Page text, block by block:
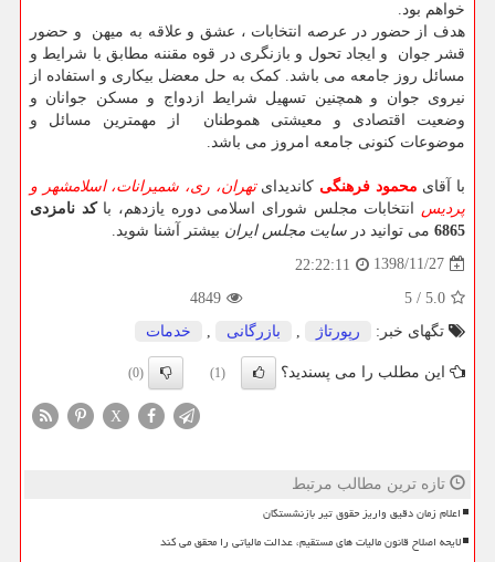
خواهم بود.
هدف از حضور در عرصه انتخابات ، عشق و علاقه به میهن و حضور
قشر جوان و ایجاد تحول و بازنگری در قوه مقننه مطابق با شرایط و
مسائل روز جامعه می باشد. کمک به حل معضل بیکاری و استفاده از
نیروی جوان و همچنین تسهیل شرایط ازدواج و مسکن جوانان و
وضعیت اقتصادی و معیشتی هموطنان از مهمترین مسائل و
موضوعات کنونی جامعه امروز می باشد.
با آقای محمود فرهنگی کاندیدایتهران، ری، شمیرانات، اسلامشهر و
پردیس انتخابات مجلس شورای اسلامی دوره یازدهم، باکد نامزدی
6865 می توانید در سایت مجلس ایران بیشتر آشنا شوید.
1398/11/27
22:22:11
5.0
/
5
4849
تگهای خبر:
رپورتاژ , بازرگانی , خدمات
این مطلب را می پسندید؟ (1)
(0)
X
تازه ترین مطالب مرتبط
اعلام زمان دقیق واریز حقوق تیر بازنشستگان
لایحه اصلاح قانون مالیات های مستقیم، عدالت مالیاتی را محقق می کند